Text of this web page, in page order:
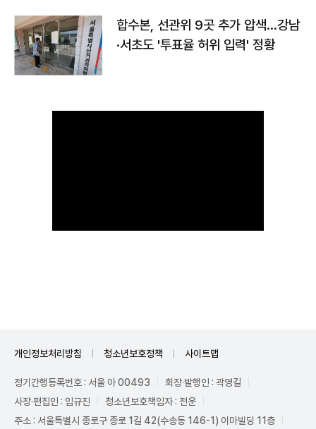
합수본, 선관위 9곳 추가 압색…강남
·서초도 '투표율 허위 입력' 정황
개인정보처리방침 청소년보호정책 사이트맵
정기간행등록번호 : 서울 아 00493
회장·발행인 : 곽영길
사장·편집인 : 임규진
청소년보호책임자 : 전운
주소 : 서울특별시 종로구 종로 1길 42(수송동 146-1) 이마빌딩 11층